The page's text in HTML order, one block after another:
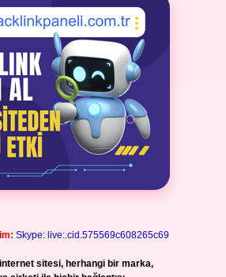
Skype: live:.cid.575569c608265c69
sitesi, herhangi bir marka,